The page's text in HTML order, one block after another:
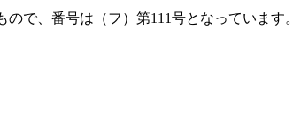
で、番号は（フ）第111号となっています。